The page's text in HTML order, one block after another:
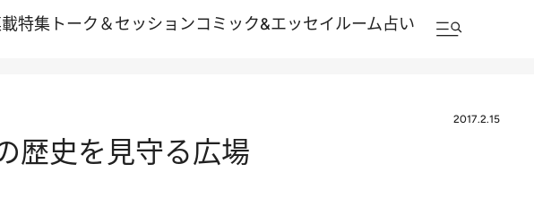
特集 トーク＆セッションコミック&エッセイルーム占い
2017.2.15
歴史を見守る広場